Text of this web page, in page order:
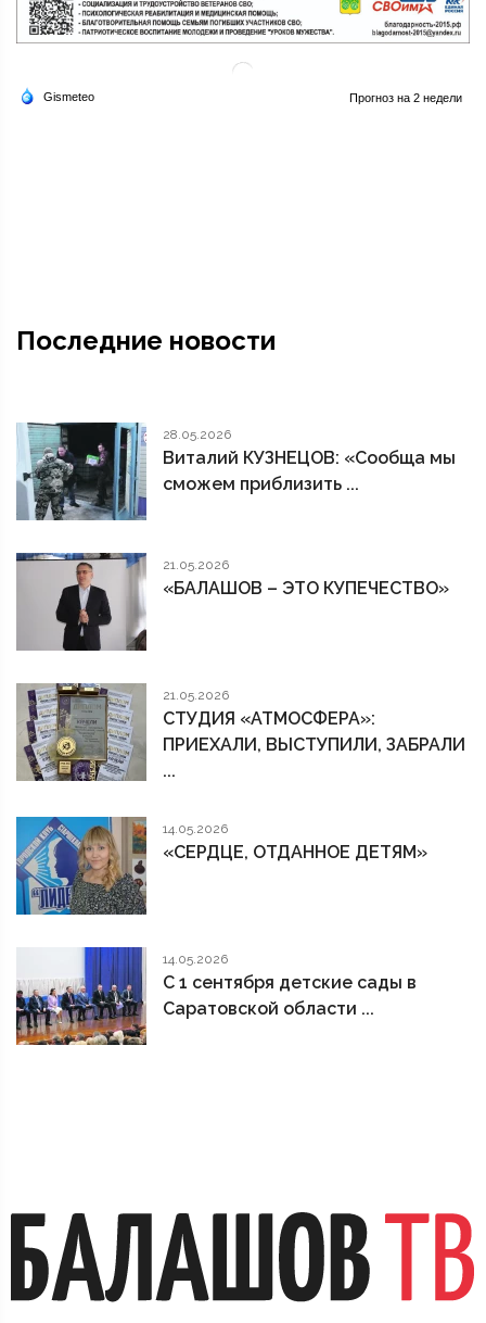
Последние новости
28.05.2026
Виталий КУЗНЕЦОВ: «Сообща мы
сможем приблизить ...
21.05.2026
«БАЛАШОВ – ЭТО КУПЕЧЕСТВО»
21.05.2026
СТУДИЯ «АТМОСФЕРА»:
ПРИЕХАЛИ, ВЫСТУПИЛИ, ЗАБРАЛИ
...
14.05.2026
«СЕРДЦЕ, ОТДАННОЕ ДЕТЯМ»
14.05.2026
С 1 сентября детские сады в
Саратовской области ...